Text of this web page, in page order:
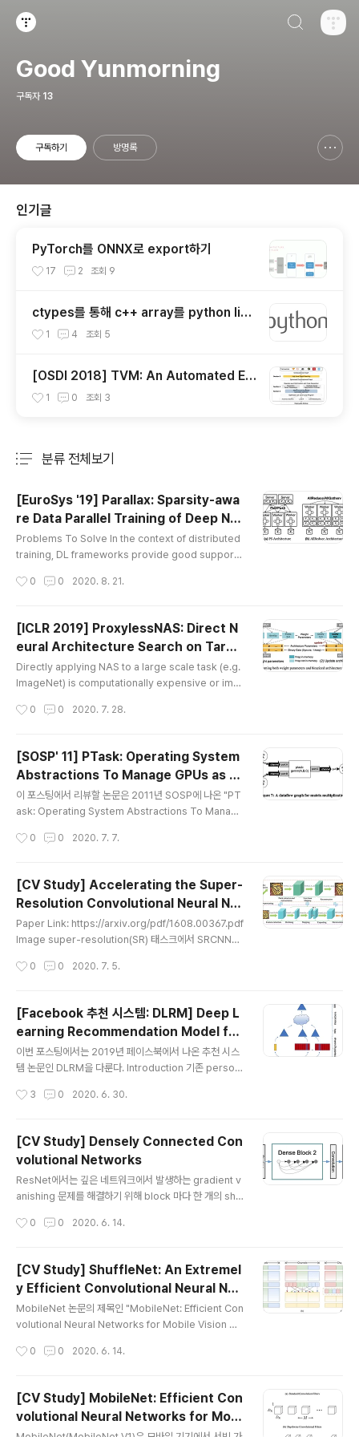
Good Yunmorning
구독자 13
구독하기 방명록
인기글
PyTorch를 ONNX로 export하기
17 2 조회 9
ctypes를 통해 c++ array를 python list
로 변환하기
1 4 조회 5
[OSDI 2018] TVM: An Automated En
d-to-End Optimizing Compiler for D
1 0 조회 3
분류 전체보기
[EuroSys '19] Parallax: Sparsity-awa
re Data Parallel Training of Deep Ne
ural Networks
Problems To Solve In the context of distributed
training, DL frameworks provide good support f
on tasks, but it is less scalable for training NLP
ow to Solve To optimize the amount of data tran
sfer with considering sparsity, Parallax adopts a
hybrid appr..
0 0 2020. 8. 21.
[ICLR 2019] ProxylessNAS: Direct N
eural Architecture Search on Targe
t Task and Hardware
Directly applying NAS to a large scale task (e.g.
ImageNet) is computationally expensive or imp
oposed to search for building blocks on proxy t
g with fewer blocks. $\to$ Cannot guarantee to
be optimal on the target task. ProxylessNAS dir
ectly learns the ..
0 0 2020. 7. 28.
[SOSP' 11] PTask: Operating System
Abstractions To Manage GPUs as C
ompute Device
이 포스팅에서 리뷰할 논문은 2011년 SOSP에 나온 "PT
ask: Operating System Abstractions To Manage
문이지만 GPU 기반 이기종 시스템과 관련하여 중요하게
러닝의 맥락에서 GPU 스케줄링을 언급하고 있지 않으며
그 당시와 현재의 상황이 꽤 많이 달라졌다는 것이다. ABS
TRACTION 이 논문에서는 GPU를 CPU와 같은 1순위
계산 자원으로 활용할 수 있도록 하기 위한 OS abstracti
OS가 관리하는 여러 객체..
0 0 2020. 7. 7.
[CV Study] Accelerating the Super-
Resolution Convolutional Neural Net
work
Paper Link: https://arxiv.org/pdf/1608.00367.pdf
Image super-resolution(SR) 태스크에서 SRCNN이
비용이 너무 크다는 문제가 있다. 이 논문에서는 모래시계
것에 중점을 두었다. 이를 위해서 다음과 같은 3가지 방법
을 취하였다. DCGAN, pix2pix 등에서 사용하는 transp
osed convolution(deconv)을 네트워크의 후반부에
활용하여, 저해상도(LR)의 입력 이미지와 고해상도(HR)의
조..
0 0 2020. 7. 5.
[Facebook 추천 시스템: DLRM] Deep L
earning Recommendation Model for
Personalization and Recommendati
on Systems
이번 포스팅에서는 2019년 페이스북에서 나온 추천 시스
템 논문인 DLRM을 다룬다. Introduction 기존 person
활용된 연구들을 살펴보면 크게 두 부류로 구분할 수 있다.
기호에 따라 카테고리를 선택하도록 하는 방식을 사용하였
다. 이것이 발전되어서 만들어진 것이 과거의 유저의 행동
(상품을 장바구니에 넣는다든지, 구독을 한다든지, 좋아요
를 누른다든지...)에 기반하여 추천을 하는 CF(collaborat
상품을 함께 grouping하여 추천을 하는..
3 0 2020. 6. 30.
[CV Study] Densely Connected Con
volutional Networks
ResNet에서는 깊은 네트워크에서 발생하는 gradient v
anishing 문제를 해결하기 위해 block 마다 한 개의 sho
은 shortcut connection을 극단적으로 늘린 케이스라고
한다. 즉, $l$번째 레이어에는 $0$~$l-1$번째 레이어
의 모든 출력이 입력으로 들어오고, $l$번째 레이어의 출
력은 그 이후에 등장하는 $L-l$개의 레이어로 전달된다.
VGG에서는 총 $L$개의 레이어가 존재하는 경우에, 전체
서는 $L$개의 레이어..
0 0 2020. 6. 14.
[CV Study] ShuffleNet: An Extremel
y Efficient Convolutional Neural Net
work for M
MobileNet 논문의 제목인 "MobileNet: Efficient Con
volutional Neural Networks for Mobile Vision Ap
것을 보면 알 수 있듯, ShuffleNet 역시 MobileNet처럼
gLeNet에서는 1x1 convolution(pointwise convolu
tion)이 연산량과 파라미터 수를 줄이는데 효율적이어서
0 0 2020. 6. 14.
[CV Study] MobileNet: Efficient Con
volutional Neural Networks for Mobi